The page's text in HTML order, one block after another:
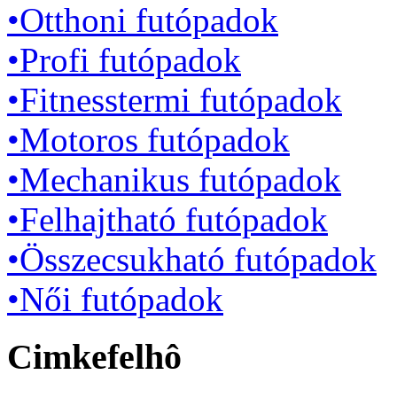
•Otthoni futópadok
•Profi futópadok
•Fitnesstermi futópadok
•Motoros futópadok
•Mechanikus futópadok
•Felhajtható futópadok
•Összecsukható futópadok
•Női futópadok
Cimkefelhô